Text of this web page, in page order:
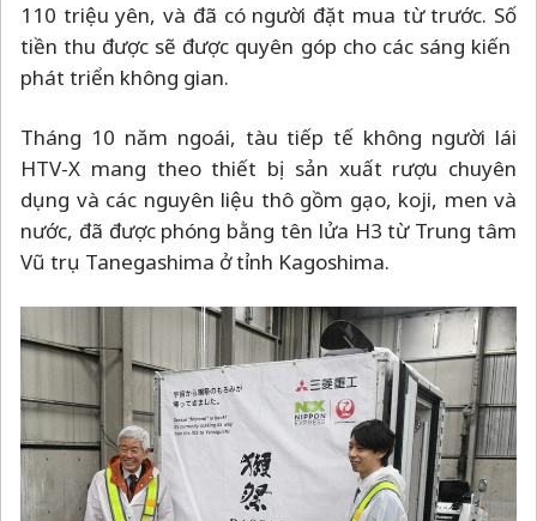
110 triệu yên, và đã có người đặt mua từ trước. Số
tiền thu được ​​sẽ được quyên góp cho các sáng kiến ​​
phát triển không gian.
Tháng 10 năm ngoái, tàu tiếp tế không người lái
HTV-X mang theo thiết bị sản xuất rượu chuyên
dụng và các nguyên liệu thô gồm gạo, koji, men và
nước, đã được phóng bằng tên lửa H3 từ Trung tâm
Vũ trụ Tanegashima ở tỉnh Kagoshima.